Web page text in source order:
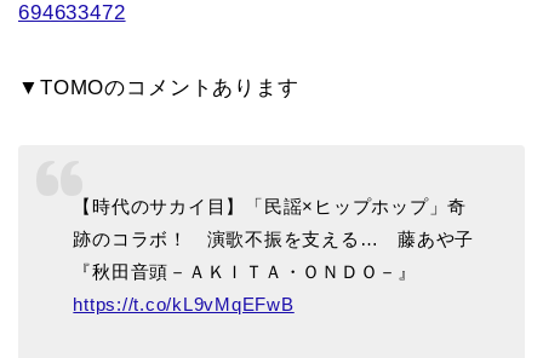
694633472
▼TOMOのコメントあります
【時代のサカイ目】「民謡×ヒップホップ」奇
跡のコラボ！ 演歌不振を支える… 藤あや子
『秋田音頭－ＡＫＩＴＡ・ＯＮＤＯ－』
https://t.co/kL9vMqEFwB